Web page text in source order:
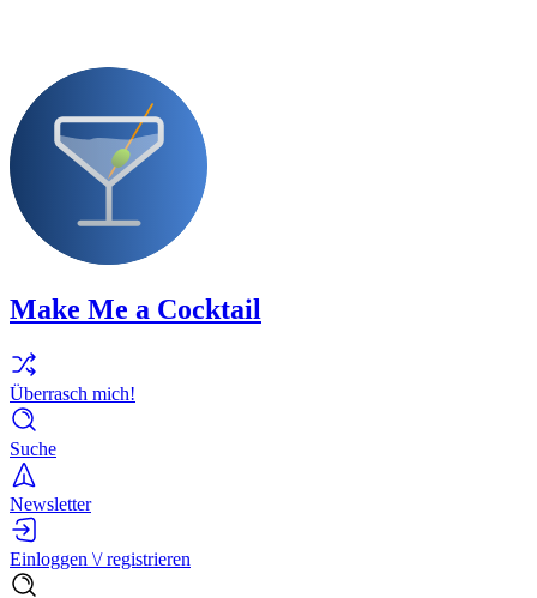
Make Me a Cocktail
Überrasch mich!
Suche
Newsletter
Einloggen \/ registrieren